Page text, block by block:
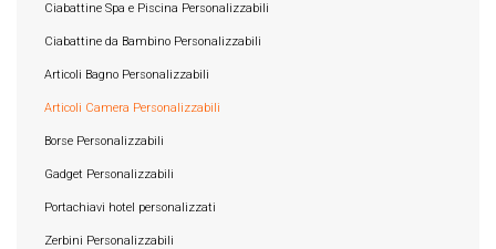
Ciabattine Spa e Piscina Personalizzabili
Ciabattine da Bambino Personalizzabili
Articoli Bagno Personalizzabili
Articoli Camera Personalizzabili
Borse Personalizzabili
Gadget Personalizzabili
Portachiavi hotel personalizzati
Zerbini Personalizzabili